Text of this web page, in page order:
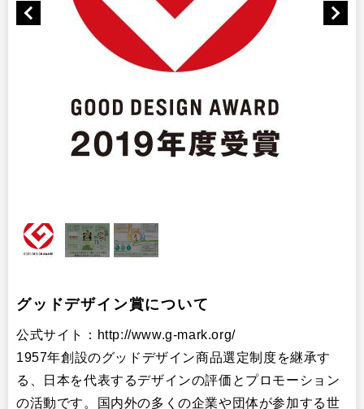
グッドデザイン賞について
公式サイト：http://www.g-mark.org/
1957年創設のグッドデザイン商品選定制度を継承す
る、日本を代表するデザインの評価とプロモーション
の活動です。国内外の多くの企業や団体が参加する世